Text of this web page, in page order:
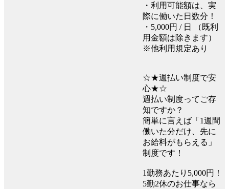
・利用可能額は、実
際に働いた日数分！
・5,000円 / 日 （既利
用金額は除きます）
※他利用規定あり
☆★週払い制度で安
心★☆
週払い制度ってご存
知ですか？
簡単に言えば「1週間
働いた分だけ、先に
お給料がもらえる」
制度です！
1勤務あたり5,000円！
5勤2休のお仕事なら